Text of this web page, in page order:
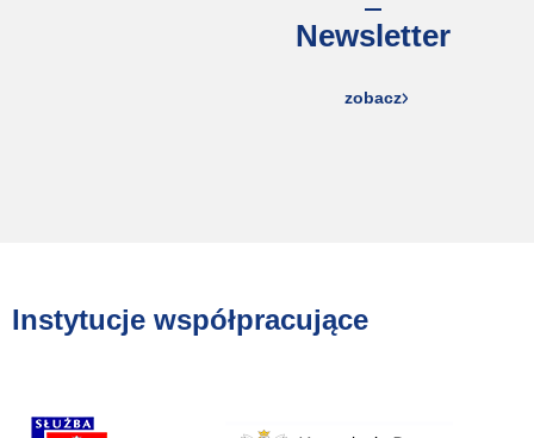
Newsletter
zobacz
Instytucje współpracujące